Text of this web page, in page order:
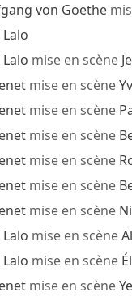
von Goethe
mise en scène
mise en scène
mise en scène
mise en scène
mise en scène
mise en scène
mise en scène
mise en scène
mise en scène
mise en scène